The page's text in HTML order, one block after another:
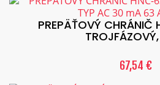
PREPÄŤOVÝ
67,54 €